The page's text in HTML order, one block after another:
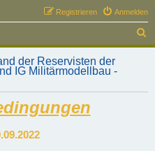
Anmelden
Registrieren
u
der Reservisten der
IG Militärmodellbau -